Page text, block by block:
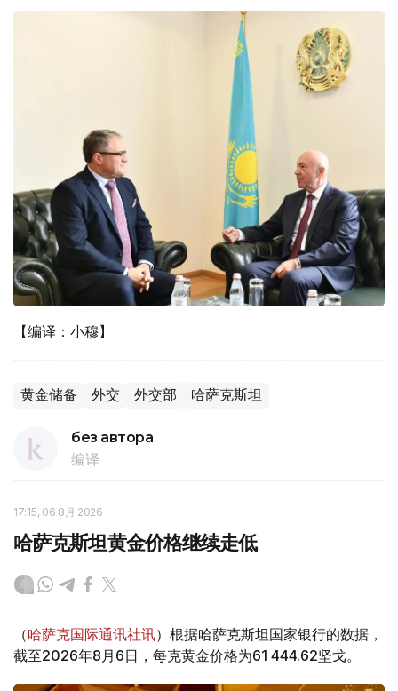
【编译：小穆】
黄金储备 外交 外交部 哈萨克斯坦
без автора
编译
17:15, 06 8月 2026
哈萨克斯坦黄金价格继续走低
（哈萨克国际通讯社讯）根据哈萨克斯坦国家银行的数据，
截至2026年8月6日，每克黄金价格为61 444.62坚戈。